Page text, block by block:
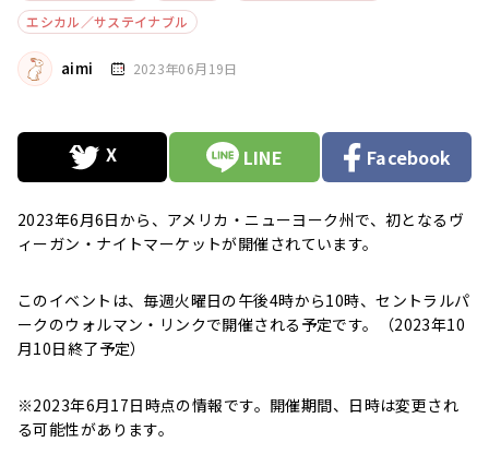
エシカル／サステイナブル
aimi 2023年06月19日
LINE Facebook
2023年6月6日から、アメリカ・ニューヨーク州で、初となるヴ
ィーガン・ナイトマーケットが開催されています。
このイベントは、毎週火曜日の午後4時から10時、セントラルパ
ークのウォルマン・リンクで開催される予定です。（2023年10
月10日終了予定）
※2023年6月17日時点の情報です。開催期間、日時は変更され
る可能性があります。